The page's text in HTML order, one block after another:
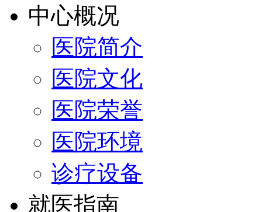
中心概况
医院简介
医院文化
医院荣誉
医院环境
诊疗设备
就医指南